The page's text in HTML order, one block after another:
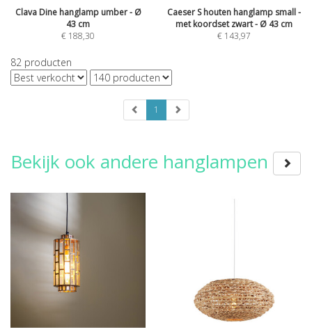
Clava Dine hanglamp umber - Ø
43 cm
€ 188,30
Caeser S houten hanglamp small -
met koordset zwart - Ø 43 cm
€ 143,97
82 producten
1
Bekijk ook andere hanglampen